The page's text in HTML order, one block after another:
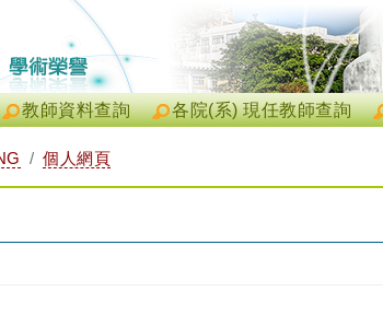
各院(系) 現任教師查詢
教師資料查詢
個人網頁